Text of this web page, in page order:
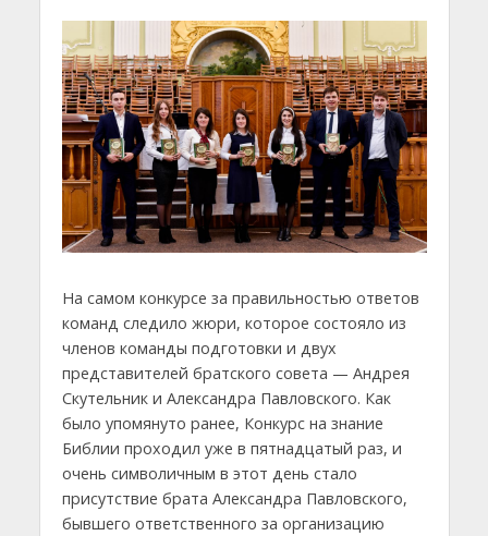
На самом конкурсе за правильностью ответов
команд следило жюри, которое состояло из
членов команды подготовки и двух
представителей братского совета — Андрея
Скутельник и Александра Павловского. Как
было упомянуто ранее, Конкурс на знание
Библии проходил уже в пятнадцатый раз, и
очень символичным в этот день стало
присутствие брата Александра Павловского,
бывшего ответственного за организацию